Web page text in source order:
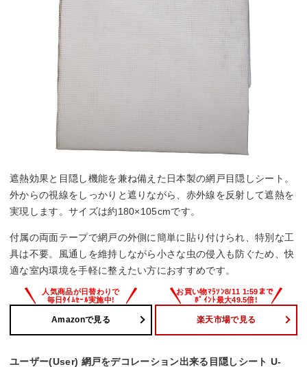
遮熱効果と目隠し機能を兼ね備えた日本製の網戸目隠しシート。
外からの視線をしっかりと遮りながら、赤外線を反射して遮熱を
実現します。サイズは約180×105cmです。
付属の両面テープで網戸の外側に簡単に貼り付けられ、特別な工
具は不要。風通しを維持しながら小さな虫の侵入も防ぐため、快
適な室内環境を手軽に整えたい方におすすめです。
Amazonで見る 楽天市場で見る
ユーザー(User) 網戸をデコレーション出来る目隠しシート U-